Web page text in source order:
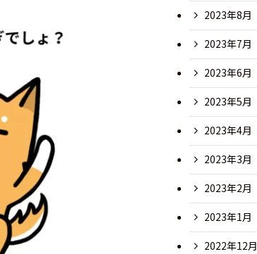
2023年8月
2023年7月
2023年6月
2023年5月
2023年4月
2023年3月
2023年2月
2023年1月
2022年12月